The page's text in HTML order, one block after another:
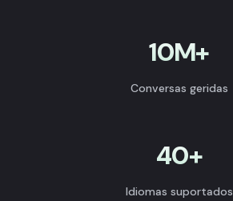
10M+
Conversas geridas
40+
Idiomas suportados